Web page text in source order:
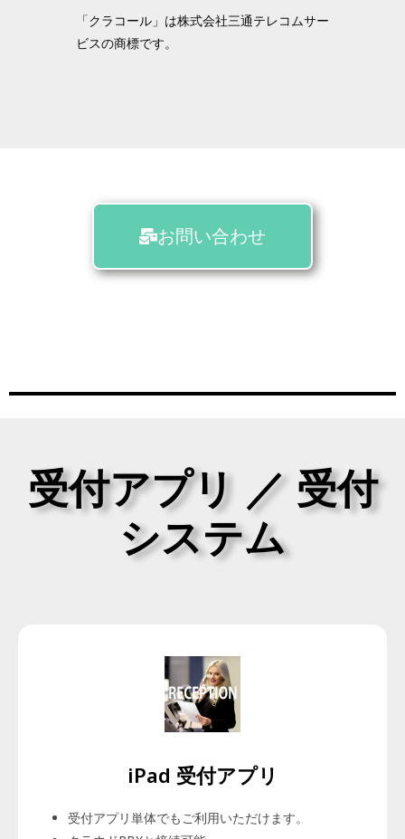
「クラコール」は株式会社三通テレコムサー
ビスの商標です。
お問い合わせ
受付アプリ ／ 受付
システム
iPad 受付アプリ
受付アプリ単体でもご利用いただけます。